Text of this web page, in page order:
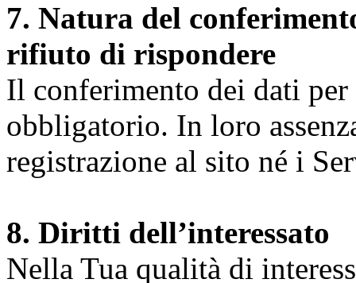
7. Natura del
rifiuto di rispondere
Il conferimento dei dati
obbligatorio. In loro
registrazione al sito né i
8. Diritti dell’interessato
Nella Tua qualità di